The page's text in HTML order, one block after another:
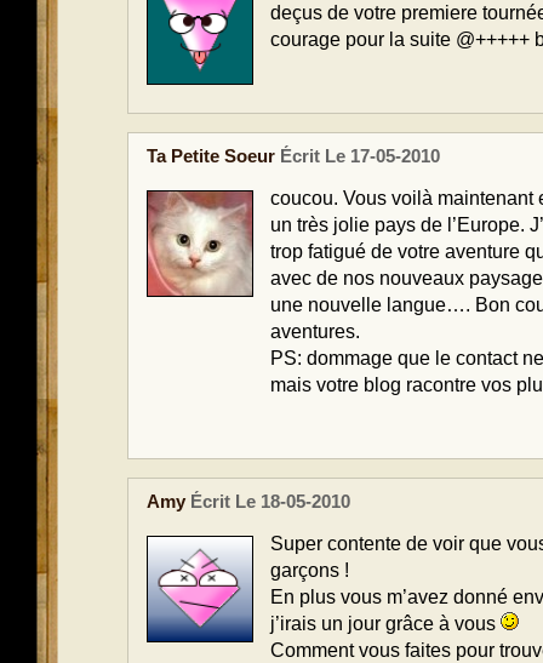
deçus de votre premiere
courage pour la suite @+++++
Ta Petite Soeur Écrit Le 17-05-2010
coucou. Vous voilà maintenant
un très jolie pays de l’Europe.
trop fatigué de votre aventure
avec de nos nouveaux
une nouvelle langue…. Bon
aventures.
PS: dommage que le contact
mais votre blog racontre vos
Amy Écrit Le 18-05-2010
Super contente de voir que
garçons !
En plus vous m’avez donné
j’irais un jour grâce à vous
Comment vous faites pour